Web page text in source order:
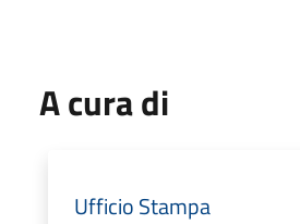
A cura di
Ufficio Stampa